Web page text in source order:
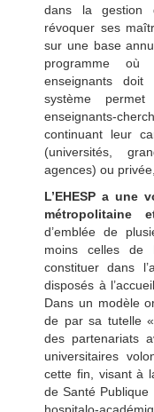
dans la gestion
révoquer ses
sur une base
programme où
enseignants doit
système
enseignants-
continuant leur
(universités,
agences) ou
L’EHESP a une
métropolitaine
d’emblée de
moins celles de
constituer dans
disposés à
Dans un modèle
de par sa tutelle
des partenariats
universitaires
cette fin, visant à
de Santé Publique
hospitalo-